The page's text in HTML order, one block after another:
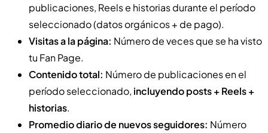
publicaciones, Reels e historias durante el período
seleccionado (datos orgánicos + de pago).
Visitas a la página: Número de veces que se ha visto
tu Fan Page.
Contenido total: Número de publicaciones en el
período seleccionado, incluyendo posts + Reels +
historias.
Promedio diario de nuevos seguidores: Número